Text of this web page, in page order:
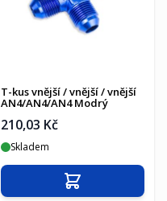
T-kus vnější / vnější / vnější
AN4/AN4/AN4 Modrý
210,03 Kč
Skladem
Přidat do košíku